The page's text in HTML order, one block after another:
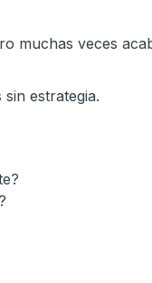
muchas veces
estrategia.